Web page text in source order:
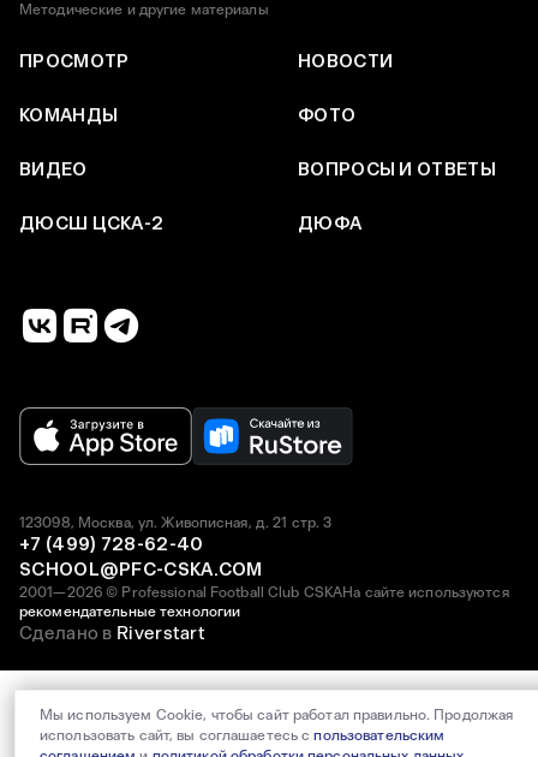
Методические и другие материалы
ПРОСМОТР НОВОСТИ
КОМАНДЫ ФОТО
ВИДЕО ВОПРОСЫ И ОТВЕТЫ
ДЮСШ ЦСКА-2 ДЮФА
2001—2026 © Professional Football Club CSKAНа сайте используются
рекомендательные технологии
123098, Москва, ул. Живописная, д. 21 стр. 3
+7 (499) 728-62-40
SCHOOL@PFC-CSKA.COM
Сделано в Riverstart
Мы используем Cookie, чтобы сайт работал правильно. Продолжая
использовать сайт, вы соглашаетесь спользовательским